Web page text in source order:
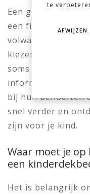
Een goed dekbed
een fijne
volwassenen,
kiezen van het
soms een
informatie kun je
bij hun behoeften
snel verder en
zijn voor je kind.
Waar moet je
een
Het is belangrijk
te
AFWIJZEN